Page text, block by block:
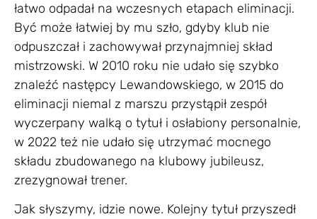
łatwo odpadał na wczesnych etapach eliminacji.
Być może łatwiej by mu szło, gdyby klub nie
odpuszczał i zachowywał przynajmniej skład
mistrzowski. W 2010 roku nie udało się szybko
znaleźć następcy Lewandowskiego, w 2015 do
eliminacji niemal z marszu przystąpił zespół
wyczerpany walką o tytuł i osłabiony personalnie,
w 2022 też nie udało się utrzymać mocnego
składu zbudowanego na klubowy jubileusz,
zrezygnował trener.
Jak słyszymy, idzie nowe. Kolejny tytuł przyszedł